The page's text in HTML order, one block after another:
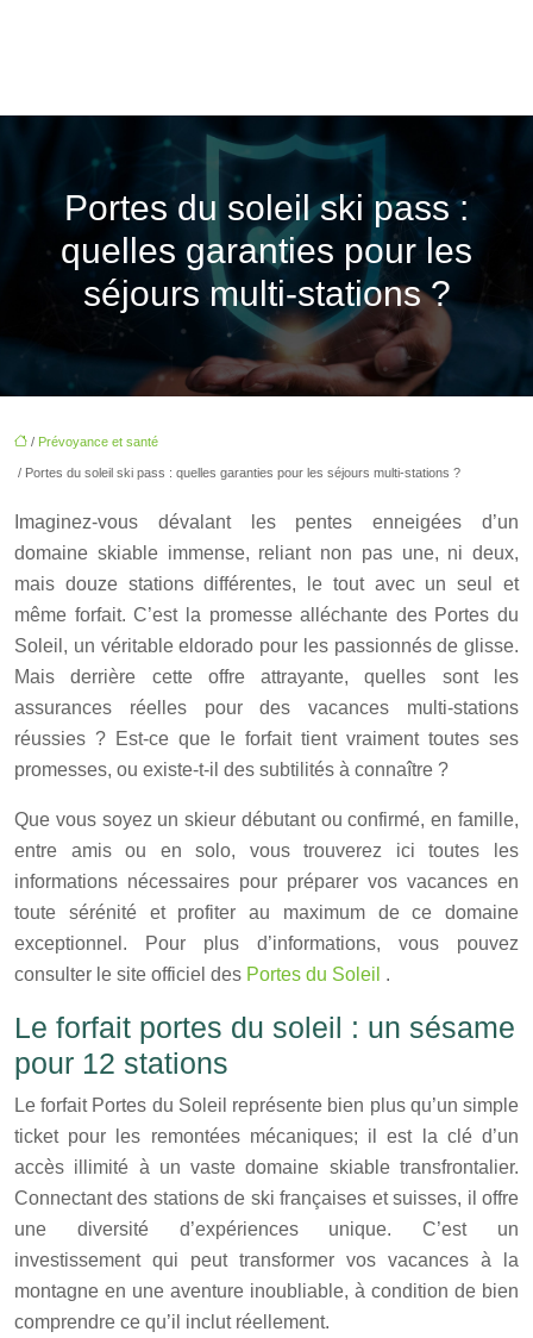
Portes du soleil ski pass :
quelles garanties pour les
séjours multi-stations ?
/ Prévoyance et santé
/ Portes du soleil ski pass : quelles garanties pour les séjours multi-stations ?
Imaginez-vous dévalant les pentes enneigées d’un
domaine skiable immense, reliant non pas une, ni deux,
mais douze stations différentes, le tout avec un seul et
même forfait. C’est la promesse alléchante des Portes du
Soleil, un véritable eldorado pour les passionnés de glisse.
Mais derrière cette offre attrayante, quelles sont les
assurances réelles pour des vacances multi-stations
réussies ? Est-ce que le forfait tient vraiment toutes ses
promesses, ou existe-t-il des subtilités à connaître ?
Que vous soyez un skieur débutant ou confirmé, en famille,
entre amis ou en solo, vous trouverez ici toutes les
informations nécessaires pour préparer vos vacances en
toute sérénité et profiter au maximum de ce domaine
exceptionnel. Pour plus d’informations, vous pouvez
consulter le site officiel des Portes du Soleil .
Le forfait portes du soleil : un sésame
pour 12 stations
Le forfait Portes du Soleil représente bien plus qu’un simple
ticket pour les remontées mécaniques; il est la clé d’un
accès illimité à un vaste domaine skiable transfrontalier.
Connectant des stations de ski françaises et suisses, il offre
une diversité d’expériences unique. C’est un
investissement qui peut transformer vos vacances à la
montagne en une aventure inoubliable, à condition de bien
comprendre ce qu’il inclut réellement.